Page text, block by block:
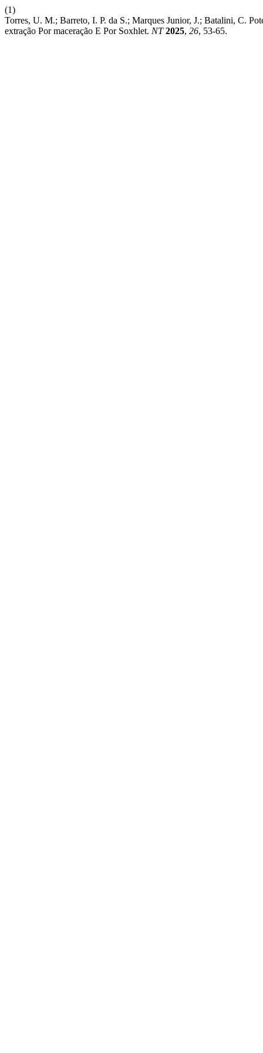
(1)
Torres, U. M.; Barreto, I. P. da S.; Marques Junior, J.; Batalini, C.
extração Por maceração E Por Soxhlet. NT 2025, 26, 53-65.